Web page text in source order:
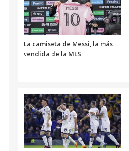
La camiseta de Messi, la más
vendida de la MLS